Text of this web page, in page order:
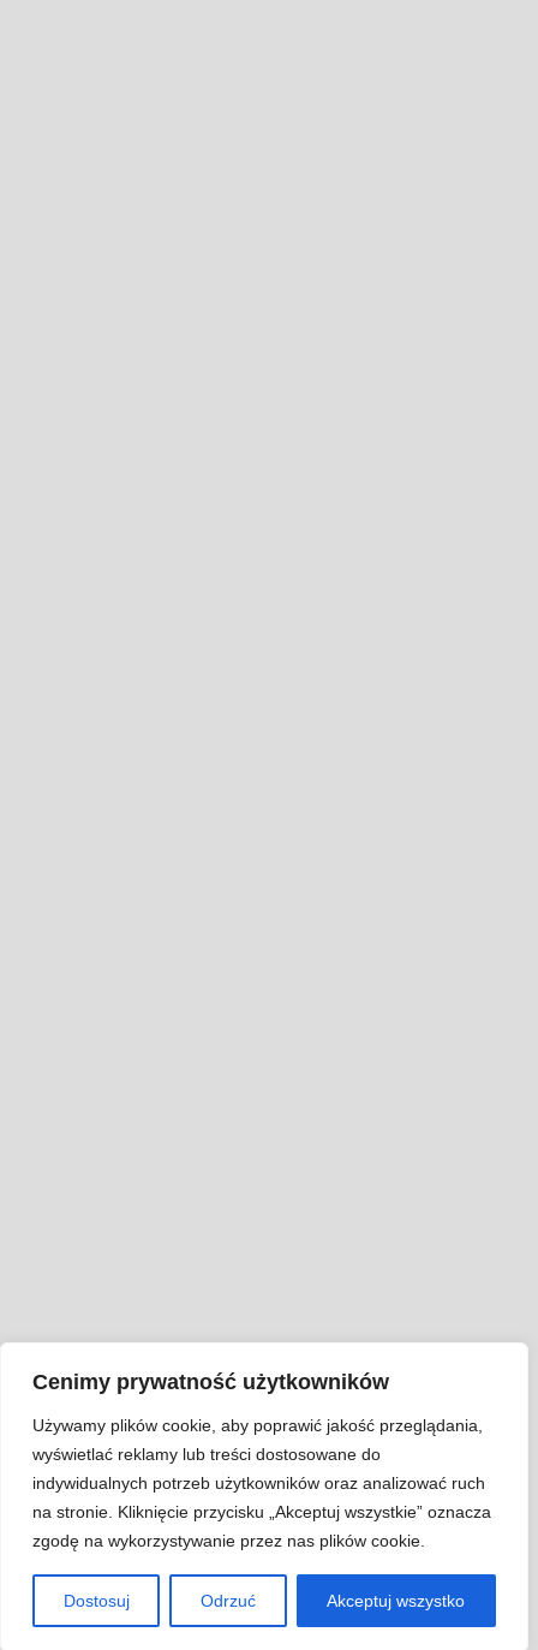
Cenimy prywatność użytkowników
Używamy plików cookie, aby poprawić jakość przeglądania,
wyświetlać reklamy lub treści dostosowane do
indywidualnych potrzeb użytkowników oraz analizować ruch
na stronie. Kliknięcie przycisku „Akceptuj wszystkie” oznacza
zgodę na wykorzystywanie przez nas plików cookie.
Dostosuj Odrzuć Akceptuj wszystko